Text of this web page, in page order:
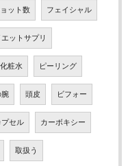
ット数 フェイシャル
エットサプリ
粧水 ピーリング
腕 頭皮 ビフォー
セル カーボキシー
取扱う